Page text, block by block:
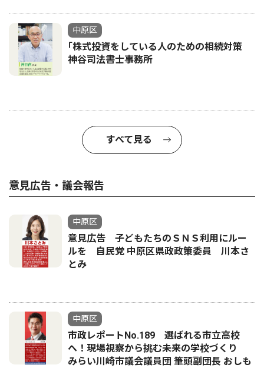
中原区
｢株式投資をしている人のための相続対策
神谷司法書士事務所
すべて見る
意見広告・議会報告
中原区
意見広告 子どもたちのＳＮＳ利用にルー
ルを 自民党 中原区県政政策委員 川本さ
とみ
中原区
市政レポートNo.189 選ばれる市立高校
へ！現場視察から挑む未来の学校づくり
みらい川崎市議会議員団 筆頭副団長 おしも